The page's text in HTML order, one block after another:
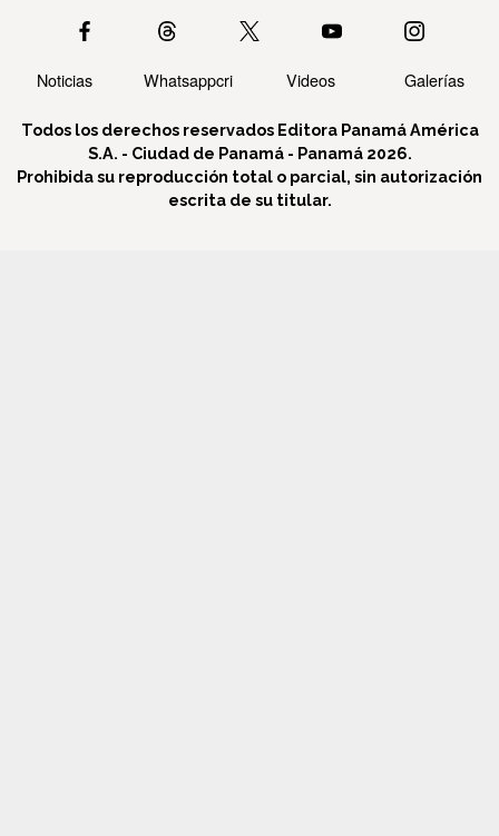
Noticias Whatsappcri Videos Galerías
Todos los derechos reservados Editora Panamá América
S.A. - Ciudad de Panamá - Panamá 2026.
Prohibida su reproducción total o parcial, sin autorización
escrita de su titular.